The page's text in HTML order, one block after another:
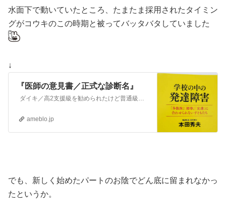
水面下で動いていたところ、たまたま採用されたタイミン
グがコウキのこの時期と被ってバッタバタしていました
↓
『医師の意見書／正式な診断名』
ダイキ／高2支援級を勧められたけど普通級のまま コウキ／小3小3から情緒支援級ADHD(不注意優勢？)自閉症スペクトラム(弱め？) WISC-Ⅳ知能検査の…
ameblo.jp
でも、新しく始めたパートのお陰でどん底に留まれなかっ
たというか。